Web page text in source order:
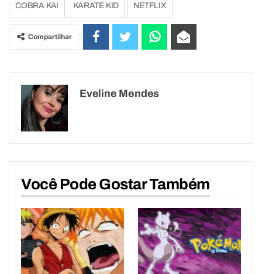
COBRA KAI KARATE KID NETFLIX
Compartilhar
Eveline Mendes
Você Pode Gostar Também